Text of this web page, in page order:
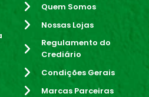
Quem Somos
Nossas Lojas
Regulamento do
Crediário
Condições Gerais
Marcas Parceiras